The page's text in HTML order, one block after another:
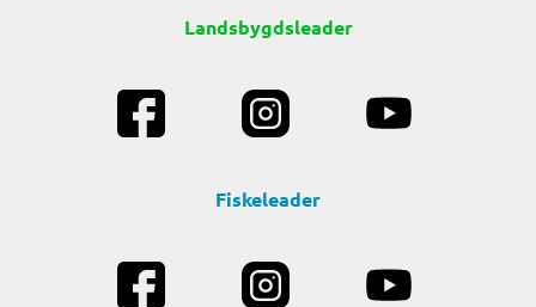
Landsbygdsleader
Fiskeleader